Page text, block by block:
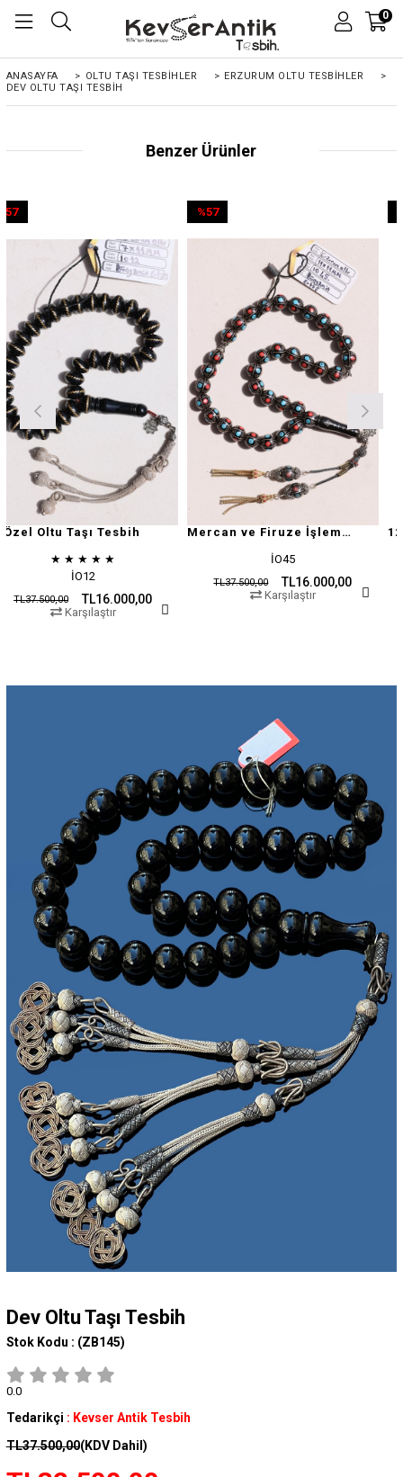
0
ANASAYFA > OLTU TAŞI TESBİHLER > ERZURUM OLTU TESBİHLER
>
DEV OLTU TAŞI TESBIH
Benzer Ürünler
Taşı Tesbih
★
TL16.000,00
Karşılaştır
Mercan ve Firuze İşlemeli Oltu Taşı
TL16.000,00
TL37.500,00
%57İndirim
Karşılaştır
%57İndirim
Dev Oltu Taşı Tesbih
Stok Kodu : (ZB145)
0.0
Tedarikçi : Kevser Antik Tesbih
TL37.500,00(KDV Dahil)